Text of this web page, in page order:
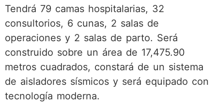
Tendrá 79 camas hospitalarias, 32
consultorios, 6 cunas, 2 salas de
operaciones y 2 salas de parto. Será
construido sobre un área de 17,475.90
metros cuadrados, constará de un sistema
de aisladores sísmicos y será equipado con
tecnología moderna.